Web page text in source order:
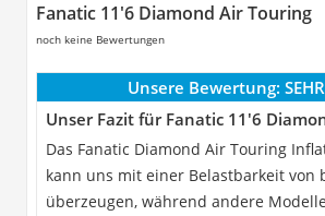
Fanatic 11'6 Diamond Air Touring
noch keine Bewertungen
Unsere Bewertung:
Unser Fazit für Fanatic 11'6
Das Fanatic Diamond Air Touring
kann uns mit einer Belastbarkeit von
überzeugen, während andere